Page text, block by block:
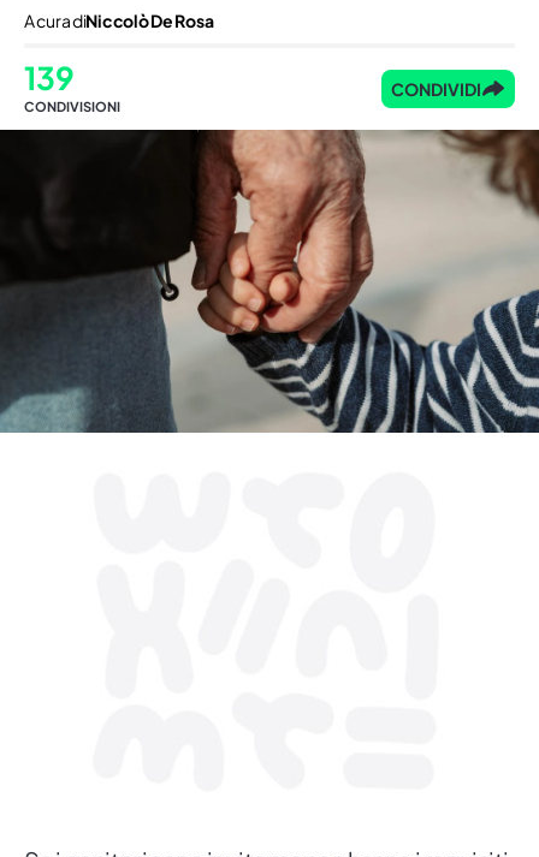
A cura diNiccolò De Rosa
139
CONDIVISIONI
CONDIVIDI